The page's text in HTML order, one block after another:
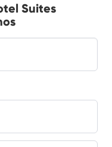
Suites